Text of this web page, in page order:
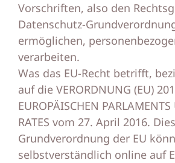
Vorschriften, also den
Datenschutz-
ermöglichen,
verarbeiten.
Was das EU-Recht betrifft,
auf die VERORDNUNG (EU)
EUROPÄISCHEN
RATES vom 27. April 2016.
Grundverordnung der EU
selbstverständlich online auf